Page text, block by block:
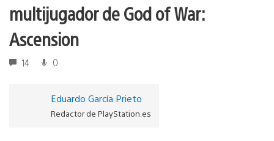
multijugador de God of War:
Ascension
14 0
Eduardo García Prieto
Redactor de PlayStation.es